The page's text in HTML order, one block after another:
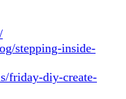
stepping-inside-
friday-diy-create-